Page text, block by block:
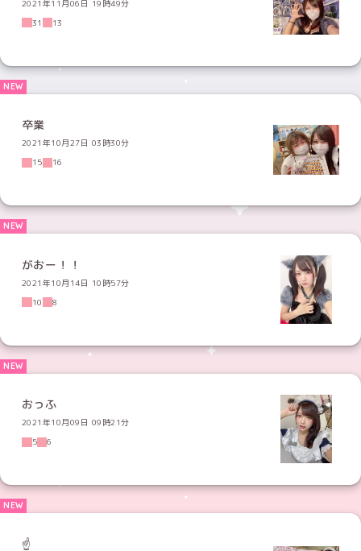
2021年11月06日 19時49分
31
13
卒業
2021年10月27日 03時30分
15
16
がおー！！
2021年10月14日 10時57分
10
8
おっふ
2021年10月09日 09時21分
5
6
☝️